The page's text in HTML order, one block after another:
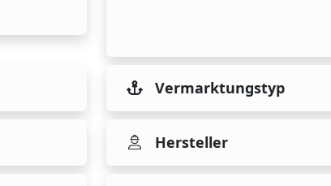
Vermarktungstyp
Hersteller